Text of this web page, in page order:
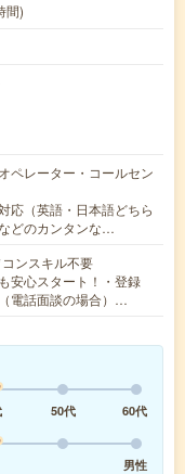
間)
ペレーター・コールセン
応（英語・日本語どちら
どのカンタンな…
ンスキル不要
安心スタート！・登録
電話面談の場合）…
50代
60代
男性